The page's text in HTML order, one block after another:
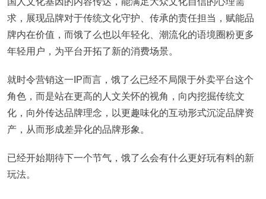
求，展现品牌对于传统文化守护、传承的责任担当，赋能品
牌内在价值，而饿了么也以年轻化、潮流化的语境圈粉更多
年轻用户，为平台开拓了新的消费场景。
就时令营销这一IP而言，饿了么已经不局限于外卖平台这个
角色，而是站在更高的人文关怀的视角，向内挖掘传统文
化，向外传达品牌理念，以更趣味化的互动形式沉淀品牌资
产，从而形成差异化的品牌形象。
已经开始期待下一个节气，饿了么会有什么更好玩有料的新
玩法。